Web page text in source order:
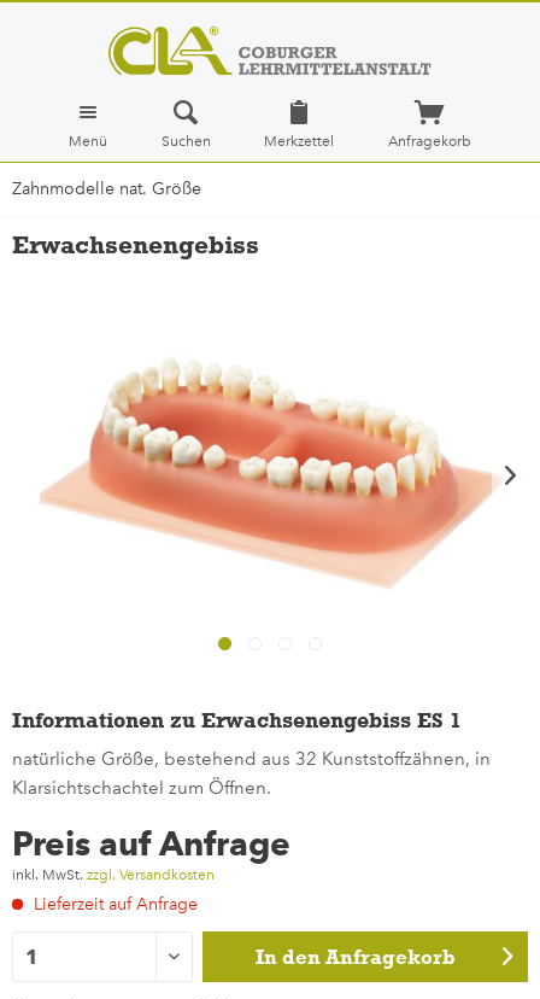
Menü Suchen Merkzettel Anfragekorb
Zahnmodelle nat. Größe
Erwachsenengebiss
Informationen zu Erwachsenengebiss ES 1
natürliche Größe, bestehend aus 32 Kunststoffzähnen, in
Klarsichtschachtel zum Öffnen.
Preis auf Anfrage
inkl. MwSt. zzgl. Versandkosten
Lieferzeit auf Anfrage
In den Anfragekorb